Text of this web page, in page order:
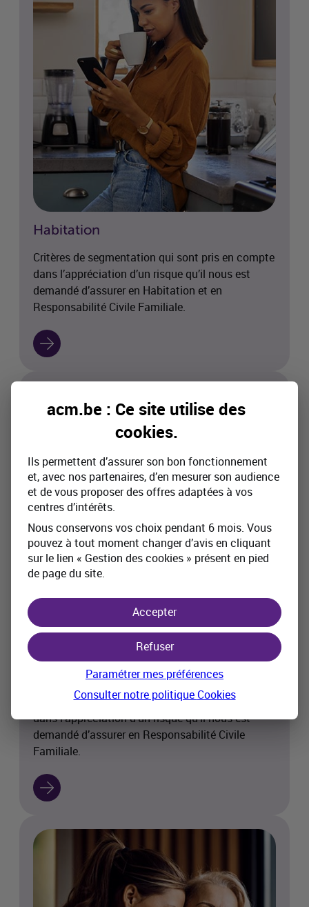
Habitation
Critères de segmentation qui sont pris en compte
dans l’appréciation d’un risque qu’il nous est
demandé d’assurer en Habitation et en
Responsabilité Civile Familiale.
Responsabilité Civile Familiale
Critères de segmentation qui sont pris en compte
dans l’appréciation d’un risque qu’il nous est
demandé d’assurer en Responsabilité Civile
Familiale.
acm.be : Ce site utilise des
cookies.
Ils permettent d’assurer son bon fonctionnement
et, avec nos partenaires, d’en mesurer son audience
et de vous proposer des offres adaptées à vos
centres d’intérêts.
Nous conservons vos choix pendant 6 mois. Vous
pouvez à tout moment changer d’avis en cliquant
sur le lien « Gestion des cookies » présent en pied
de page du site.
Accepter
Refuser
Paramétrer mes préférences
Consulter notre politique Cookies